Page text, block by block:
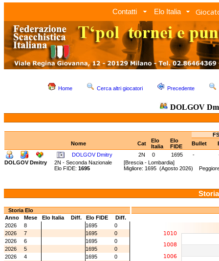
Contatti Elo Italia
Home Cerca altri giocatori Precedente
DOLGOV
Nome
Cat
Elo
Italia
Elo
FIDE
Bullet
DOLGOV Dmitry
2N 0 1695 -
DOLGOV Dmitry
2N - Seconda Nazionale [Brescia - Lombardia]
Elo FIDE: 1695 Migliore: 1695 (Agosto 2026)
Storia Elo
Anno
Mese Elo Italia Diff. Elo FIDE
Diff.
2026
8 1695
0
2026
7 1695
0
2026
6 1695
0
2026
5 1695
0
2026
4 1695
0